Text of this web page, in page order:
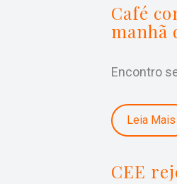
Café
manhã
Encontro
Leia Mais
CEE